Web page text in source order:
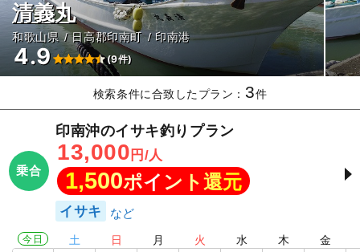
清義丸
和歌山県 日高郡印南町 印南港
4.9 (9件)
検索条件に合致したプラン： 3件
乗合
印南沖のイサキ釣りプラン
13,000 円/人
1,500ポイント還元
イサキ
今日 土 日 月 火 水 木 金